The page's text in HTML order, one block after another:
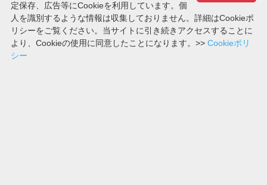
2021年01月の結果 一覧へ 2021年03月の結果
定保存、広告等にCookieを利用しています。個
人を識別するような情報は収集しておりません。詳細はCookieポ
リシーをご覧ください。当サイトに引き続きアクセスすることに
より、Cookieの使用に同意したことになります。>> Cookieポリ
シー